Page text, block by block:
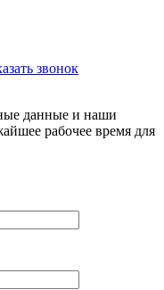
звонок
данные и наши
рабочее время для